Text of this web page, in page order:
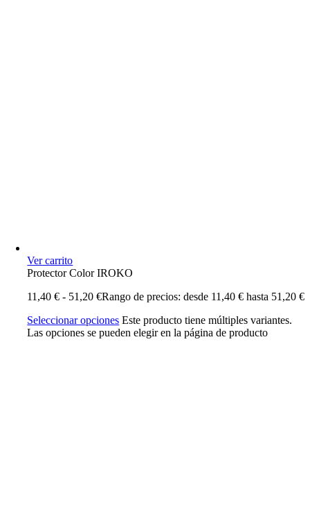
Ver carrito
Protector Color IROKO
11,40€ - 51,20€Rango de precios: desde 11,40 € hasta 51,20 €
Seleccionar opciones Este producto tiene múltiples variantes.
Las opciones se pueden elegir en la página de producto